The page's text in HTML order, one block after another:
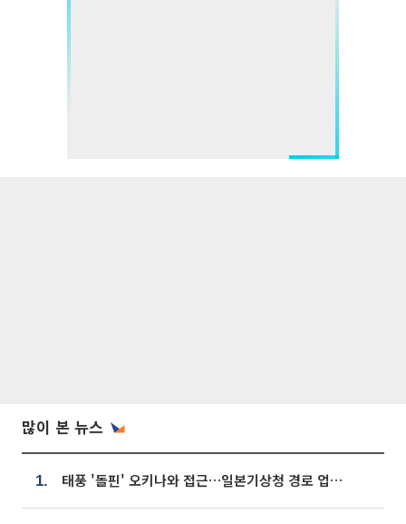
많이 본 뉴스
1. 태풍 '돌핀' 오키나와 접근…일본기상청 경로 업데이트